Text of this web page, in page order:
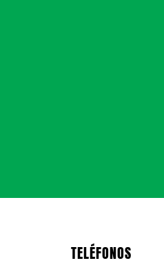
TELÉFONOS